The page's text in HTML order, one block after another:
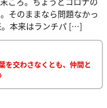
そのままなら問題なかっ
本来はランチパ […]
を交わさなくとも、仲間と